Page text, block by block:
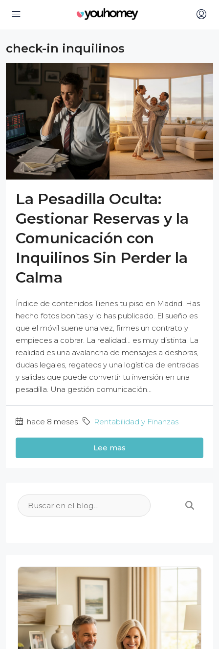
check-in inquilinos
La Pesadilla Oculta:
Gestionar Reservas y la
Comunicación con
Inquilinos Sin Perder la
Calma
Índice de contenidos Tienes tu piso en Madrid. Has
hecho fotos bonitas y lo has publicado. El sueño es
que el móvil suene una vez, firmes un contrato y
empieces a cobrar. La realidad... es muy distinta. La
realidad es una avalancha de mensajes a deshoras,
dudas legales, regateos y una logística de entradas
y salidas que puede convertir tu inversión en una
pesadilla. Una gestión comunicación...
hace 8 meses Rentabilidad y Finanzas
Lee mas